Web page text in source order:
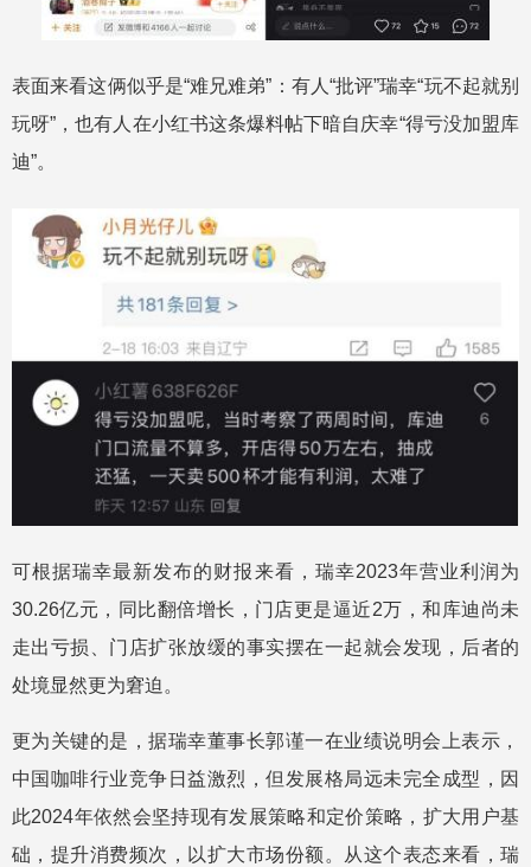
表面来看这俩似乎是“难兄难弟”：有人“批评”瑞幸“玩不起就别
玩呀”，也有人在小红书这条爆料帖下暗自庆幸“得亏没加盟库
迪”。
可根据瑞幸最新发布的财报来看，瑞幸2023年营业利润为
30.26亿元，同比翻倍增长，门店更是逼近2万，和库迪尚未
走出亏损、门店扩张放缓的事实摆在一起就会发现，后者的
处境显然更为窘迫。
更为关键的是，据瑞幸董事长郭谨一在业绩说明会上表示，
中国咖啡行业竞争日益激烈，但发展格局远未完全成型，因
此2024年依然会坚持现有发展策略和定价策略，扩大用户基
础，提升消费频次，以扩大市场份额。从这个表态来看，瑞